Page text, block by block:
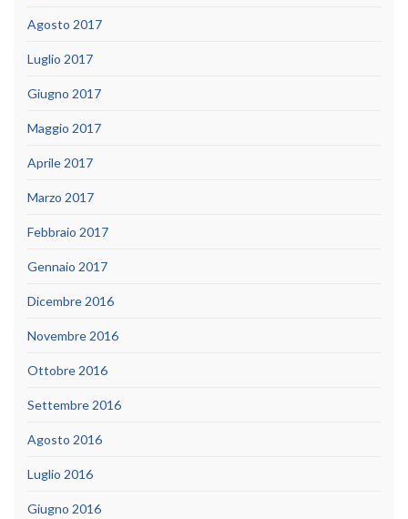
Agosto 2017
Luglio 2017
Giugno 2017
Maggio 2017
Aprile 2017
Marzo 2017
Febbraio 2017
Gennaio 2017
Dicembre 2016
Novembre 2016
Ottobre 2016
Settembre 2016
Agosto 2016
Luglio 2016
Giugno 2016